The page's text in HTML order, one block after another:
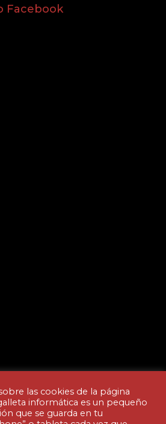
Facebook
las cookies de la página
informática es un pequeño
que se guarda en tu